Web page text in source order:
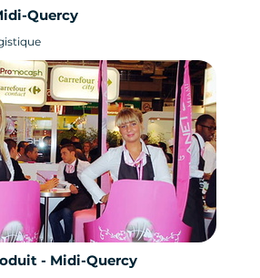
Quercy
- Midi-Quercy